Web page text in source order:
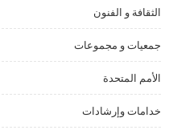
الثقافة و الفنون
جمعيات و مجموعات
الأمم المتحدة
خدامات وإرشادات